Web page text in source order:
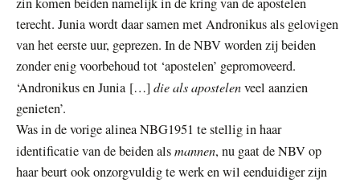
terecht. Junia wordt daar samen met Andronikus als gelovigen
van het eerste uur, geprezen. In de NBV worden zij beiden
zonder enig voorbehoud tot ‘apostelen’ gepromoveerd.
‘Andronikus en Junia […] die als apostelenveel aanzien
genieten’.
Was in de vorige alinea NBG1951 te stellig in haar
identificatie van de beiden alsmannen, nu gaat de NBV op
haar beurt ook onzorgvuldig te werk en wil eenduidiger zijn